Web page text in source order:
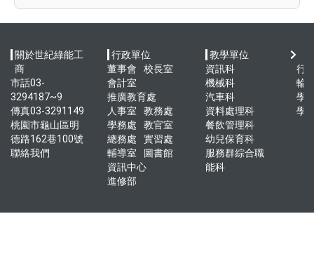
關於世紀綠能工
商
市話03-
3294187~9
傳真03-3291149
桃園市龜山區明
德路162巷100號
聯絡我們
行政單位
董事會
校長室
會計室
推廣教育處
人事室
教務處
學務處
教官室
總務處
實習處
輔導室
圖書館
資訊中心
進修部
教學單位
資訊科
機械科
汽車科
資料處理科
餐飲管理科
幼兒保育科
服務群綜合職
能科
行
輪
學
學